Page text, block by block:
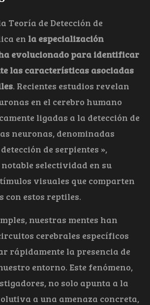
Teoría de Detección de
en la especialización
evolucionado para identificar
las características asociadas
. Recientes estudios revelan
en el cerebro humano
ligadas a la detección de
neuronas, denominadas
de serpientes »,
selectividad en su
visuales que comparten
con estos reptiles.
nuestras mentes han
cerebrales específicos
rápidamente la presencia de
entorno. Este fenómeno,
no solo apunta a la
a una amenaza concreta,